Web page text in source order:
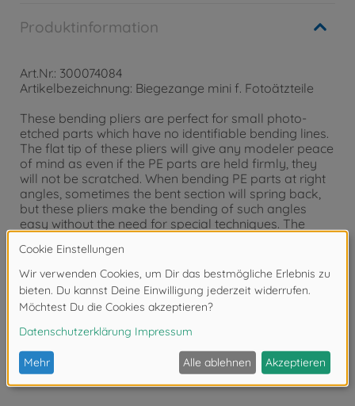
Produktinformation
Art.Nr.: 300074084
Artikelbezeichnung: Biegezange mini f. Fotoätzteile
These bending pliers are perfect for small photo-
etched parts which have no identifiable bending lines.
The flat tip of these pliers will give any modeler peace
of mind as even if the PE parts are held firmly, they
will not be scratched. When bending PE parts at right
angles, sometimes the bent section will spring back,
but these pliers make the bending of such angles
easy without the need for special techniques. The
to bend straight lines up to 15mm at a time with this
tool and it can also be used with other materials such
as plastic.
1 Biegezange mini für Fotoätzteile,
rutschfester schwarzer Harzgriff,
Edelstahl,